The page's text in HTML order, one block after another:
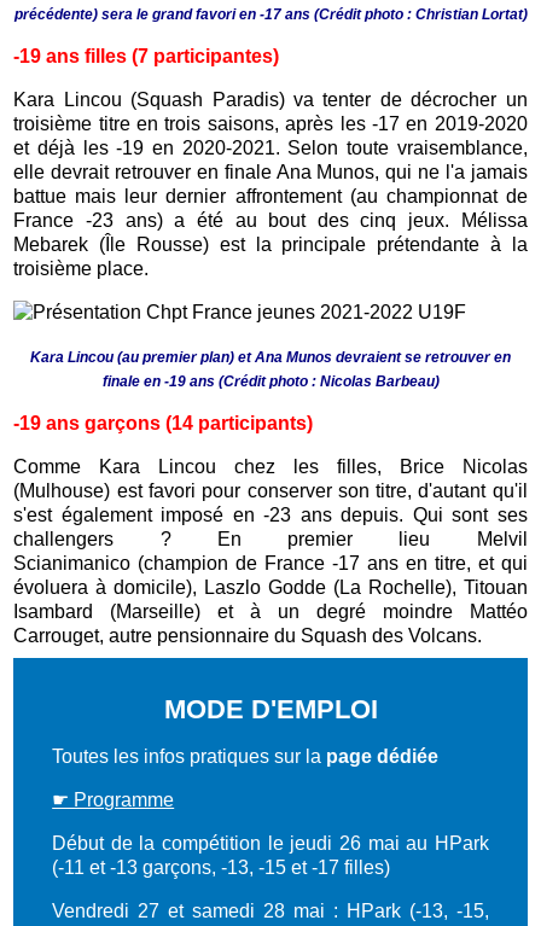
précédente) sera le grand favori en -17 ans (Crédit photo : Christian Lortat)
-19 ans filles (7 participantes)
Kara Lincou (Squash Paradis) va tenter de décrocher un
troisième titre en trois saisons, après les -17 en 2019-2020
et déjà les -19 en 2020-2021. Selon toute vraisemblance,
elle devrait retrouver en finale Ana Munos, qui ne l'a jamais
battue mais leur dernier affrontement (au championnat de
France -23 ans) a été au bout des cinq jeux. Mélissa
Mebarek (Île Rousse) est la principale prétendante à la
troisième place.
Kara Lincou (au premier plan) et Ana Munos devraient se retrouver en
finale en -19 ans (Crédit photo : Nicolas Barbeau)
-19 ans garçons (14 participants)
Comme Kara Lincou chez les filles, Brice Nicolas
(Mulhouse) est favori pour conserver son titre, d'autant qu'il
s'est également imposé en -23 ans depuis. Qui sont ses
challengers ? En premier lieu Melvil
Scianimanico (champion de France -17 ans en titre, et qui
évoluera à domicile), Laszlo Godde (La Rochelle), Titouan
Isambard (Marseille) et à un degré moindre Mattéo
Carrouget, autre pensionnaire du Squash des Volcans.
MODE D'EMPLOI
Toutes les infos pratiques sur la page dédiée
☛ Programme
Début de la compétition le jeudi 26 mai au HPark
(-11 et -13 garçons, -13, -15 et -17 filles)
Vendredi 27 et samedi 28 mai : HPark (-13, -15,